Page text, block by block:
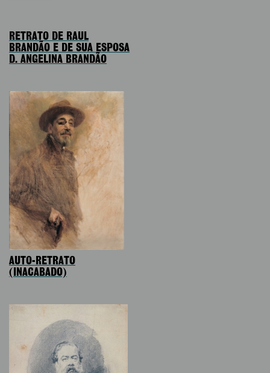
RETRATO DE RAUL
BRANDÃO E DE SUA ESPOSA
D. ANGELINA BRANDÃO
AUTO-RETRATO
(INACABADO)